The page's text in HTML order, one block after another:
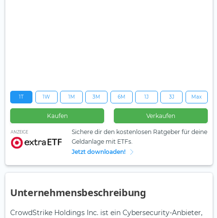
1T 1W 1M 3M 6M 1J 3J Max
Kaufen Verkaufen
ANZEIGE
Sichere dir den kostenlosen Ratgeber für deine
Geldanlage mit ETFs.
Jetzt downloaden!
Unternehmensbeschreibung
CrowdStrike Holdings Inc. ist ein Cybersecurity-Anbieter,